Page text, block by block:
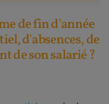
de fin d'année
d'absences, de
de son salarié ?